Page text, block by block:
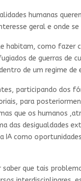
humanas
geral e onde
habitam, como
de guerras de
de um regime
participando
para
que os humanos
das desigualdades
como
que tais